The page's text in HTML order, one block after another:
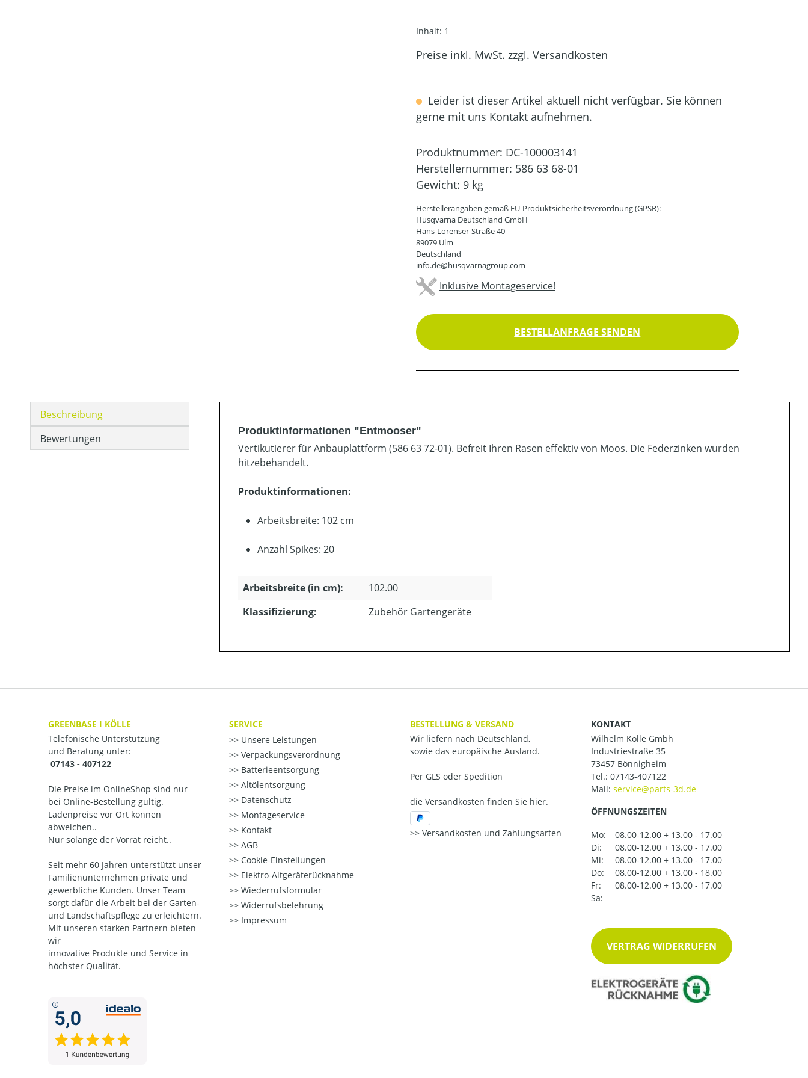
Inhalt: 1
Preise inkl. MwSt. zzgl. Versandkosten
Leider ist dieser Artikel aktuell nicht verfügbar. Sie können
gerne mit uns Kontakt aufnehmen.
Produktnummer: DC-100003141
Herstellernummer: 586 63 68-01
Gewicht: 9 kg
Herstellerangaben gemäß EU-Produktsicherheitsverordnung (GPSR):
Husqvarna Deutschland GmbH
Hans-Lorenser-Straße 40
89079 Ulm
Deutschland
info.de@husqvarnagroup.com
Inklusive Montageservice!
BESTELLANFRAGE SENDEN
Beschreibung
Bewertungen
Produktinformationen "Entmooser"
Vertikutierer für Anbauplattform (586 63 72-01). Befreit Ihren Rasen effektiv von Moos. Die Federzinken wurden
hitzebehandelt.
Produktinformationen:
Arbeitsbreite: 102 cm
Anzahl Spikes: 20
Arbeitsbreite (in cm):
102.00
Klassifizierung:
Zubehör Gartengeräte
GREENBASE I KÖLLE
Telefonische Unterstützung
und Beratung unter:
07143 - 407122
Die Preise im OnlineShop sind nur
bei Online-Bestellung gültig.
Ladenpreise vor Ort können
abweichen..
Nur solange der Vorrat reicht..
Seit mehr 60 Jahren unterstützt unser
Familienunternehmen private und
gewerbliche Kunden. Unser Team
sorgt dafür die Arbeit bei der Garten-
und Landschaftspflege zu erleichtern.
Mit unseren starken Partnern bieten
wir
innovative Produkte und Service in
höchster Qualität.
SERVICE
Unsere Leistungen
Verpackungsverordnung
Batterieentsorgung
Altölentsorgung
Datenschutz
Montageservice
Kontakt
AGB
Cookie-Einstellungen
Elektro-Altgeräterücknahme
Wiederrufsformular
Widerrufsbelehrung
Impressum
BESTELLUNG & VERSAND
Wir liefern nach Deutschland,
sowie das europäische Ausland.
Per GLS oder Spedition
die Versandkosten finden Sie hier.
Versandkosten und Zahlungsarten
KONTAKT
Wilhelm Kölle Gmbh
Industriestraße 35
73457 Bönnigheim
Tel.: 07143-407122
Mail:
ÖFFNUNGSZEITEN
Mo:
08.00-12.00 + 13.00 - 17.00
Di:
08.00-12.00 + 13.00 - 17.00
Mi:
08.00-12.00 + 13.00 - 17.00
Do:
08.00-12.00 + 13.00 - 18.00
Fr:
08.00-12.00 + 13.00 - 17.00
Sa:
VERTRAG WIDERRUFEN